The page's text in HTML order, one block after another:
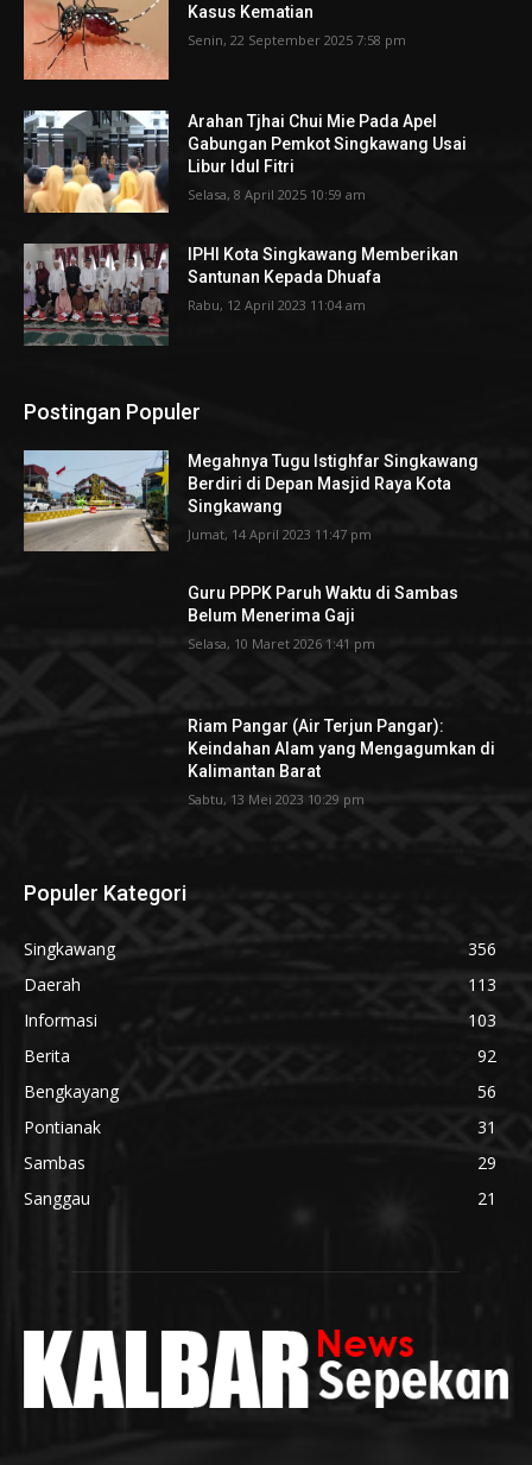
Kasus Kematian
Senin, 22 September 2025 7:58 pm
Arahan Tjhai Chui Mie Pada Apel
Gabungan Pemkot Singkawang Usai
Libur Idul Fitri
Selasa, 8 April 2025 10:59 am
IPHI Kota Singkawang Memberikan
Santunan Kepada Dhuafa
Rabu, 12 April 2023 11:04 am
Postingan Populer
Megahnya Tugu Istighfar Singkawang
Berdiri di Depan Masjid Raya Kota
Singkawang
Jumat, 14 April 2023 11:47 pm
Guru PPPK Paruh Waktu di Sambas
Belum Menerima Gaji
Selasa, 10 Maret 2026 1:41 pm
Riam Pangar (Air Terjun Pangar):
Keindahan Alam yang Mengagumkan di
Kalimantan Barat
Sabtu, 13 Mei 2023 10:29 pm
Populer Kategori
Singkawang
356
Daerah
113
Informasi
103
Berita
92
Bengkayang
56
Pontianak
31
Sambas
29
Sanggau
21